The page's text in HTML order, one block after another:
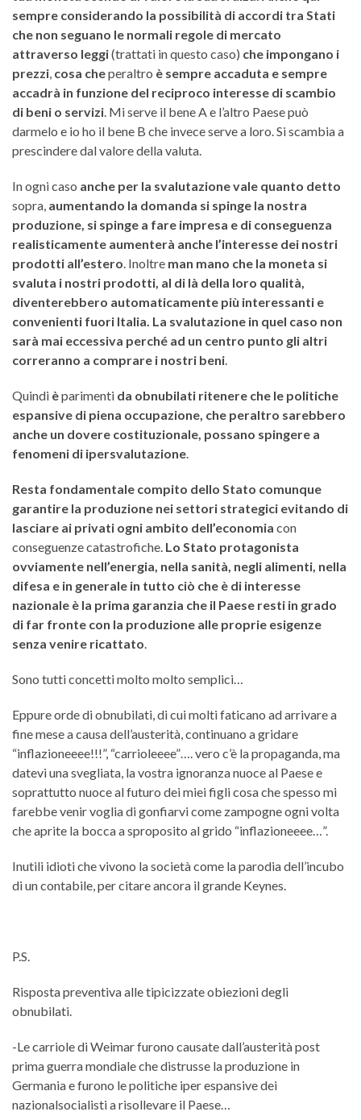
sempre considerando la possibilità di accordi tra Stati
che non seguano le normali regole di mercato
attraverso leggi(trattati in questo caso) che impongano i
prezzi, cosa cheperaltro è sempre accaduta e sempre
accadrà in funzione del reciproco interesse di scambio
di beni o servizi. Mi serve il bene A e l’altro Paese può
darmelo e io ho il bene B che invece serve a loro. Si scambia a
prescindere dal valore della valuta.
In ogni caso anche per la svalutazione vale quanto detto
sopra, aumentando la domanda si spinge la nostra
produzione, si spinge a fare impresa e di conseguenza
realisticamente aumenterà anche l’interesse dei nostri
prodotti all’estero. Inoltre man mano che la moneta si
svaluta i nostri prodotti, al di là della loro qualità,
diventerebbero automaticamente più interessanti e
convenienti fuori Italia. La svalutazione in quel caso non
sarà mai eccessiva perché ad un centro punto gli altri
correranno a comprare i nostri beni.
Quindi èparimenti da obnubilati ritenere che le politiche
espansive di piena occupazione, che peraltro sarebbero
anche un dovere costituzionale, possano spingere a
fenomeni di ipersvalutazione.
Resta fondamentale compito dello Stato comunque
garantire la produzione nei settori strategici evitando di
lasciare ai privati ogni ambito dell’economia con
conseguenze catastrofiche. Lo Stato protagonista
ovviamente nell’energia, nella sanità, negli alimenti, nella
difesa e in generale in tutto ciò che è di interesse
nazionale è la prima garanzia che il Paese resti in grado
di far fronte con la produzione alle proprie esigenze
senza venire ricattato.
Sono tutti concetti molto molto semplici…
Eppure orde di obnubilati, di cui molti faticano ad arrivare a
fine mese a causa dell’austerità, continuano a gridare
“inflazioneeee!!!”, “carrioleeee”…. vero c’è la propaganda, ma
datevi una svegliata, la vostra ignoranza nuoce al Paese e
soprattutto nuoce al futuro dei miei figli cosa che spesso mi
farebbe venir voglia di gonfiarvi come zampogne ogni volta
che aprite la bocca a sproposito al grido “inflazioneeee…”.
Inutili idioti che vivono la società come la parodia dell’incubo
di un contabile, per citare ancora il grande Keynes.
P.S.
Risposta preventiva alle tipicizzate obiezioni degli
obnubilati.
-Le carriole di Weimar furono causate dall’austerità post
prima guerra mondiale che distrusse la produzione in
Germania e furono le politiche iper espansive dei
nazionalsocialisti a risollevare il Paese…